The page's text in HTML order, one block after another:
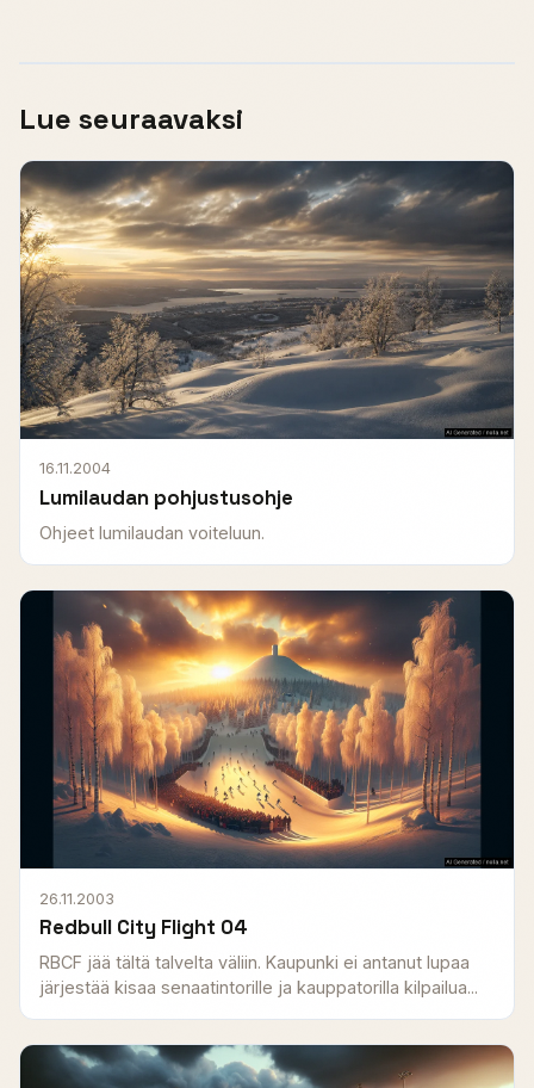
Lue seuraavaksi
16.11.2004
Lumilaudan pohjustusohje
Ohjeet lumilaudan voiteluun.
26.11.2003
Redbull City Flight 04
RBCF jää tältä talvelta väliin. Kaupunki ei antanut lupaa
järjestää kisaa senaatintorille ja kauppatorilla kilpailua...